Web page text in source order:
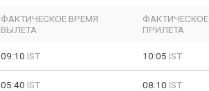
ФАКТИЧЕСКОЕ ВРЕМЯ
ВЫЛЕТА
ПРИЛЕТА
09:10 IST 10:05 IST
05:40 IST 08:10 IST